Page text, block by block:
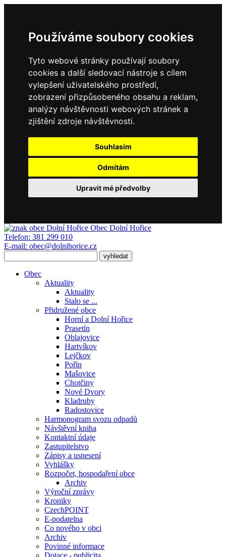
Používáme soubory cookies
Tyto webové stránky používají soubory
cookies a další sledovací nástroje s cílem
vylepšení uživatelského prostředí,
zobrazení přizpůsobeného obsahu a reklam,
analýzy návštěvnosti webových stránek a
zjištění zdroje návštěvnosti.
Souhlasím
Odmítám
Upravit mé předvolby
Obec Dolní Hořice
Telefon: 381 299 010
E-mail: obec@dolnihorice.cz
Obec
Aktuality
Aktuality
Stalo se ...
Přidružené obce
Horní a Dolní Hořice
Prasetín
Oblajovice
Hartvíkov
Lejčkov
Pořín
Mašovice
Chotčiny
Nové Dvory
Kladruby
Radostovice
Harmonogram svozu odpadů
Návštěvní kniha
Kontaktní údaje
Zastupitelstvo
Zápisy a usnesení
Vyhlášky
Rozpočet, hospodaření obce
Archiv
Výroční zprávy
Kroniky
CzechPOINT
E-podatelna
Co nového v obci
Archiv
Povinné informace
Dotace - publicita